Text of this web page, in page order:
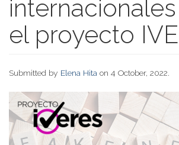
el proyecto
Submitted by Elena Hita on 4 October, 2022.